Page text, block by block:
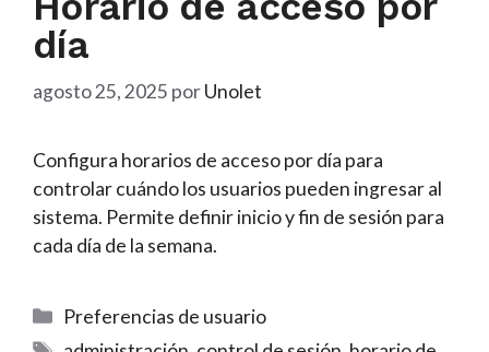
día
agosto 25, 2025 porUnolet
Configura horarios de acceso por día para
controlar cuándo los usuarios pueden ingresar al
sistema. Permite definir inicio y fin de sesión para
cada día de la semana.
Categorías
Preferencias de usuario
Etiquetas